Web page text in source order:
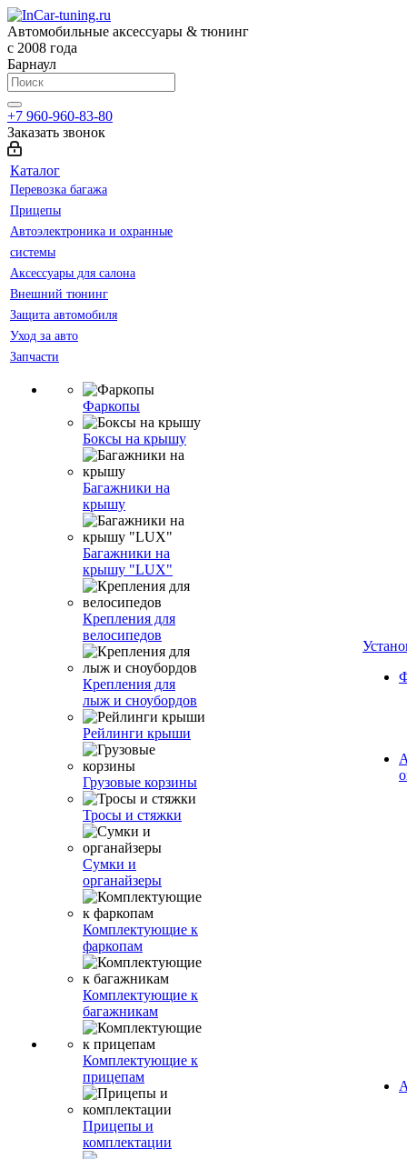
Автомобильные аксессуары & тюнинг
с 2008 года
Барнаул
+7 960-960-83-80
Заказать звонок
Каталог
Перевозка багажа
Прицепы
Автоэлектроника и охранные
системы
Аксессуары для салона
Внешний тюнинг
Защита автомобиля
Уход за авто
Запчасти
Фаркопы
Боксы на крышу
Багажники на
крышу
Багажники на
крышу "LUX"
Крепления для
велосипедов
Крепления для
лыж и сноубордов
Рейлинги крыши
Грузовые корзины
Тросы и стяжки
Сумки и
органайзеры
Комплектующие к
фаркопам
Комплектующие к
багажникам
Комплектующие к
прицепам
Прицепы и
комплектации